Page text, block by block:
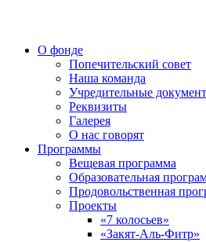
О фонде
Попечительский совет
Наша команда
Учредительные
Реквизиты
Галерея
О нас говорят
Программы
Вещевая программа
Образовательная
Продовольственная
Проекты
«7 колосьев»
«Закят-Аль-Фитр»